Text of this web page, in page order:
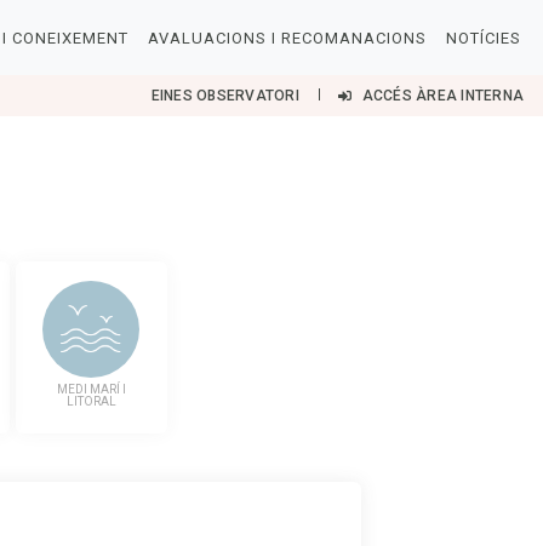
CONEIXEMENT AVALUACIONS I RECOMANACIONS NOTÍCIES
EINES OBSERVATORI ACCÉS ÀREA INTERNA
MEDI MARÍ I
LITORAL